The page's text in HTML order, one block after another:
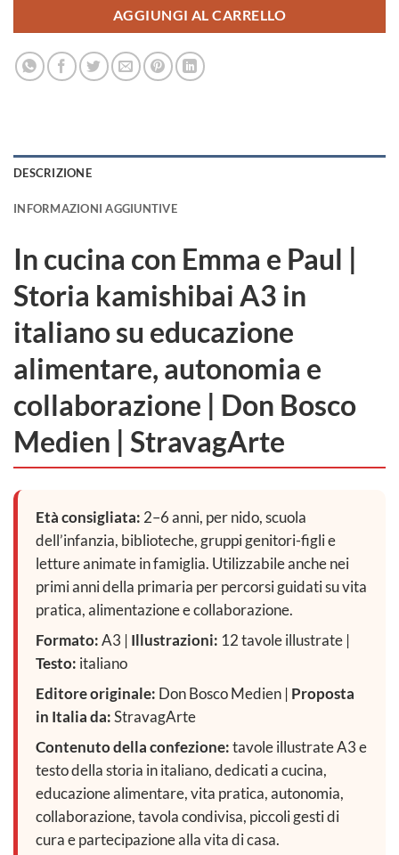
AGGIUNGI AL CARRELLO
DESCRIZIONE
INFORMAZIONI AGGIUNTIVE
In cucina con Emma e Paul |
Storia kamishibai A3 in
italiano su educazione
alimentare, autonomia e
collaborazione | Don Bosco
Medien | StravagArte
Età consigliata: 2–6 anni, per nido, scuola
dell’infanzia, biblioteche, gruppi genitori-figli e
letture animate in famiglia. Utilizzabile anche nei
primi anni della primaria per percorsi guidati su vita
pratica, alimentazione e collaborazione.
Formato:A3 | Illustrazioni: 12 tavole illustrate |
Testo: italiano
Editore originale: Don Bosco Medien | Proposta
in Italia da:StravagArte
Contenuto della confezione:tavole illustrate A3 e
testo della storia in italiano, dedicati a cucina,
educazione alimentare, vita pratica, autonomia,
collaborazione, tavola condivisa, piccoli gesti di
cura e partecipazione alla vita di casa.